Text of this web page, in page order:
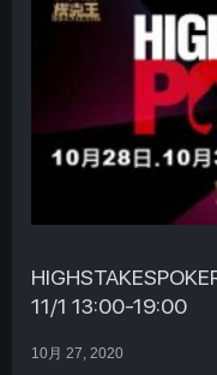
11/1 13:00-19:00
10月 27, 2020